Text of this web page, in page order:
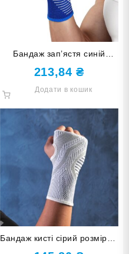
Бандаж зап’ястя синій
розмір L-XL ST-7022-L-XL
213,84₴
Додати в кошик
Бандаж кисті сірий розмір L-
XL ST-7152-L-XL